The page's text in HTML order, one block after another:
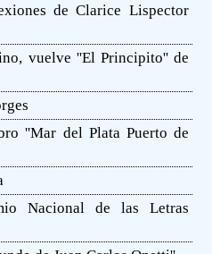
de Clarice Lispector
vuelve ''El Principito'' de
''Mar del Plata Puerto de
Nacional de las Letras